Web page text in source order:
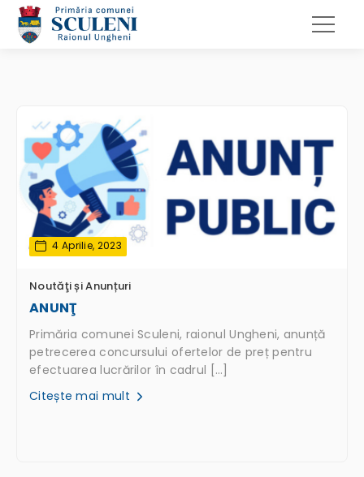
4 Aprilie, 2023
Noutăţi și Anunțuri
ANUNŢ
Primăria comunei Sculeni, raionul Ungheni, anunță
petrecerea concursului ofertelor de preț pentru
efectuarea lucrărilor în cadrul […]
Citește mai mult